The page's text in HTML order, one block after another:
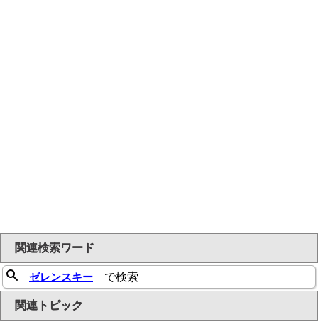
関連検索ワード
ゼレンスキー で検索
関連トピック